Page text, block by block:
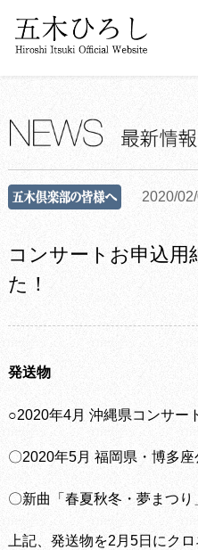
2020/
コンサートお申込用
た！
発送物
○2020年4月 沖縄県コンサー
〇2020年5月 福岡県・博多座
〇新曲「春夏秋冬・夢まつり
上記、発送物を2 月 5日にクロ